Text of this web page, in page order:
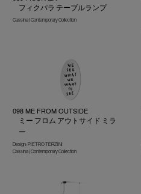
フィクパラ テーブルランプ
Cassina | Contemporary Collection
098 ME FROM OUTSIDE
ミー フロム アウトサイド ミラ
ー
Design : PIETRO TERZINI
Cassina | Contemporary Collection